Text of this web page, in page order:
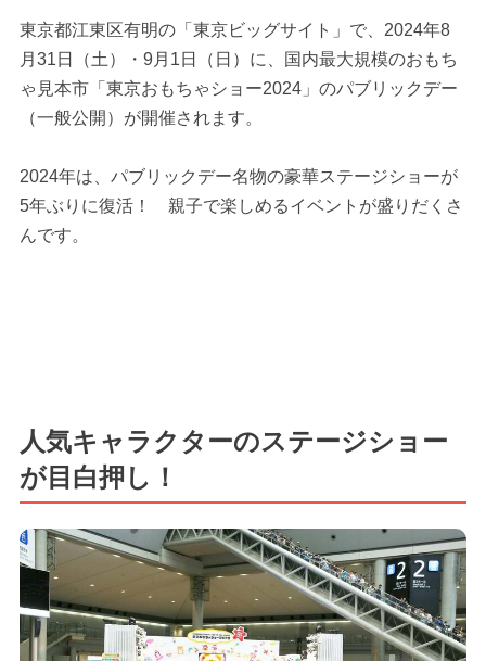
東京都江東区有明の「東京ビッグサイト」で、2024年8
月31日（土）・9月1日（日）に、国内最大規模のおもち
ゃ見本市「東京おもちゃショー2024」のパブリックデー
（一般公開）が開催されます。
2024年は、パブリックデー名物の豪華ステージショーが
5年ぶりに復活！ 親子で楽しめるイベントが盛りだくさ
んです。
人気キャラクターのステージショー
が目白押し！